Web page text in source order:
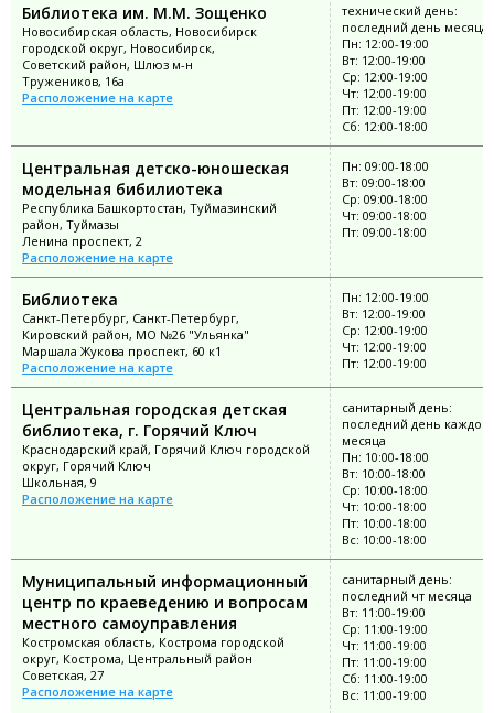
Библиотека им. М.М. Зощенко
Новосибирская область, Новосибирск
городской округ, Новосибирск,
Советский район, Шлюз м-н
Тружеников, 16а
Расположение на карте
технический день:
последний день месяца
Пн: 12:00-19:00
Вт: 12:00-19:00
Ср: 12:00-19:00
Чт: 12:00-19:00
Пт: 12:00-19:00
Сб: 12:00-18:00
Центральная детско-юношеская
модельная бибилиотека
Республика Башкортостан, Туймазинский
район, Туймазы
Ленина проспект, 2
Расположение на карте
Пн: 09:00-18:00
Вт: 09:00-18:00
Ср: 09:00-18:00
Чт: 09:00-18:00
Пт: 09:00-18:00
Библиотека
Санкт-Петербург, Санкт-Петербург,
Кировский район, МО №26 "Ульянка"
Маршала Жукова проспект, 60 к1
Расположение на карте
Пн: 12:00-19:00
Вт: 12:00-19:00
Ср: 12:00-19:00
Чт: 12:00-19:00
Пт: 12:00-19:00
Центральная городская детская
библиотека, г. Горячий Ключ
Краснодарский край, Горячий Ключ городской
округ, Горячий Ключ
Школьная, 9
Расположение на карте
санитарный день:
последний день каждого
месяца
Пн: 10:00-18:00
Вт: 10:00-18:00
Ср: 10:00-18:00
Чт: 10:00-18:00
Пт: 10:00-18:00
Вс: 10:00-18:00
Муниципальный информационный
центр по краеведению и вопросам
местного самоуправления
Костромская область, Кострома городской
округ, Кострома, Центральный район
Советская, 27
Расположение на карте
санитарный день:
последний чт месяца
Вт: 11:00-19:00
Ср: 11:00-19:00
Чт: 11:00-19:00
Пт: 11:00-19:00
Сб: 11:00-19:00
Вс: 11:00-19:00